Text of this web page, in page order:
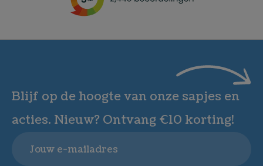
Blijf op de hoogte van onze sapjes en
acties. Nieuw? Ontvang €10 korting!